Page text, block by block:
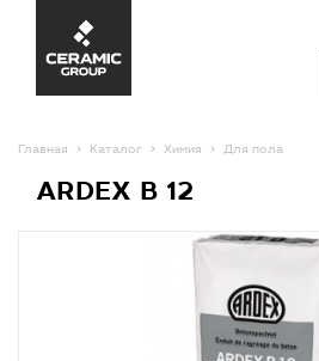
Главная Каталог Химия Для пола
ARDEX B 12